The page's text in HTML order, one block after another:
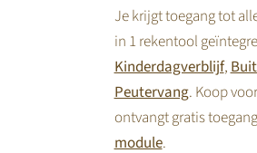
op
de
Je krijgt toegang tot
in 1 rekentool
Kinderdagverblijf,
Peutervang. Koop
ontvangt gratis
module.